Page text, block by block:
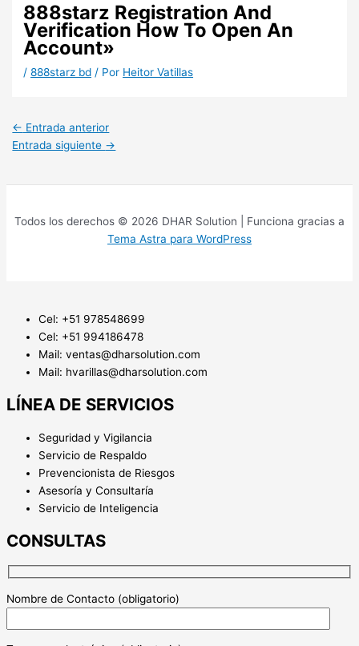
888starz Registration And
Verification How To Open An
Account»
/888starz bd / Por Heitor Vatillas
← Entrada anterior
Entrada siguiente →
Todos los derechos © 2026 DHAR Solution | Funciona gracias a
Tema Astra para WordPress
Cel: +51 978548699
Cel: +51 994186478
Mail: ventas@dharsolution.com
Mail: hvarillas@dharsolution.com
LÍNEA DE SERVICIOS
Seguridad y Vigilancia
Servicio de Respaldo
Prevencionista de Riesgos
Asesoría y Consultaría
Servicio de Inteligencia
CONSULTAS
Nombre de Contacto (obligatorio)